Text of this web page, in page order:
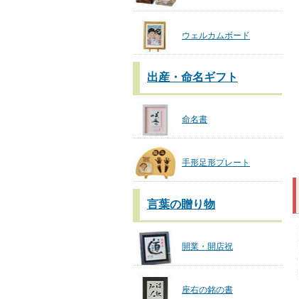
ウェルカムボード
出産・命名ギフト
命名書
手形足形プレート
言葉の贈り物
開業・開店祝
座右の銘の書